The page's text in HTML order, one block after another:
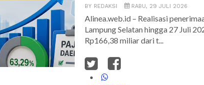
BY REDAKSI RABU, 29 JULI 2026
Alinea.web.id – Realisasi
Lampung Selatan hingga 27 Juli
Rp166,38 miliar dari t...